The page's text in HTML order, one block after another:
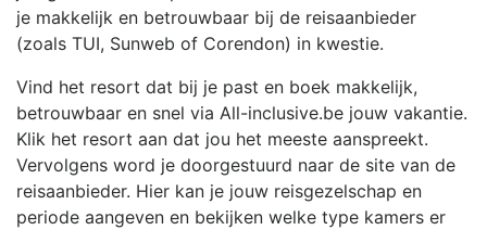
je makkelijk en betrouwbaar bij de reisaanbieder
(zoals TUI, Sunweb of Corendon) in kwestie.
Vind het resort dat bij je past en boek makkelijk,
betrouwbaar en snel via All-inclusive.be jouw vakantie.
Klik het resort aan dat jou het meeste aanspreekt.
Vervolgens word je doorgestuurd naar de site van de
reisaanbieder. Hier kan je jouw reisgezelschap en
periode aangeven en bekijken welke type kamers er